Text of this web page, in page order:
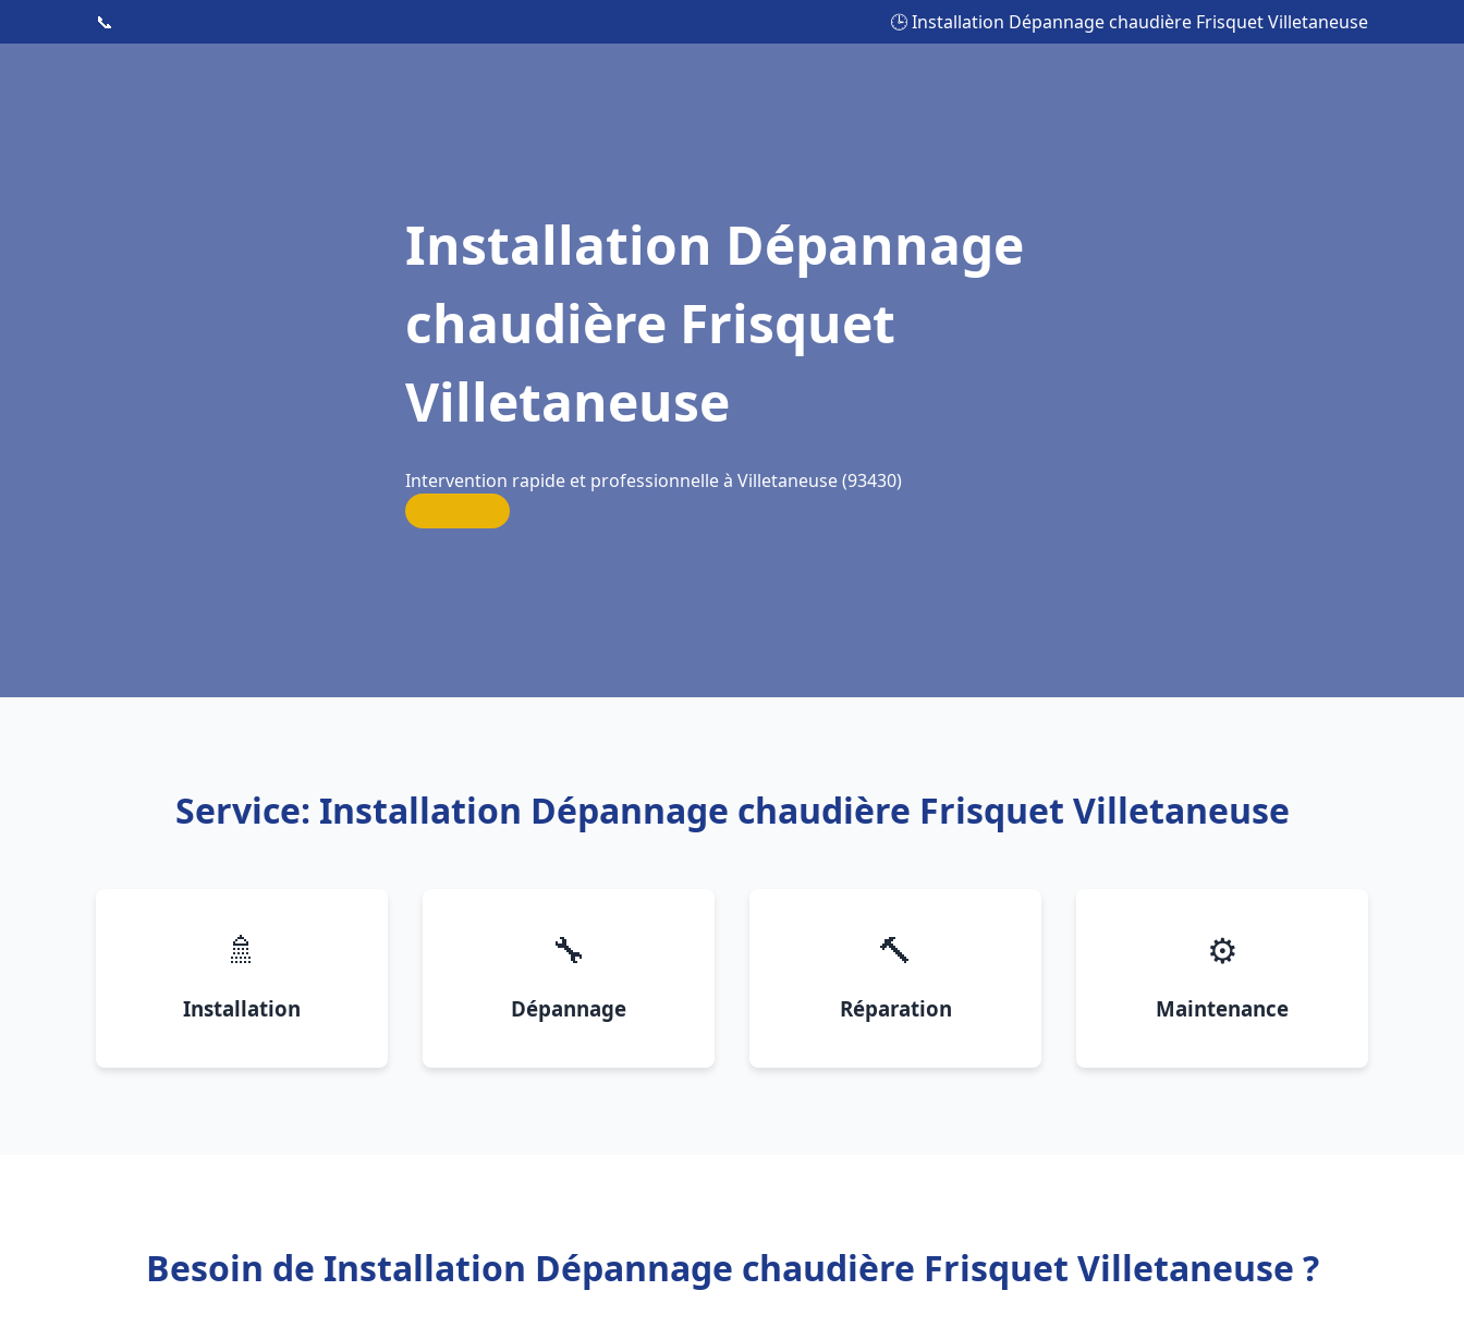
📞 🕒 Installation Dépannage chaudière Frisquet Villetaneuse
Installation Dépannage
chaudière Frisquet
Villetaneuse
Intervention rapide et professionnelle à Villetaneuse (93430)
Service: Installation Dépannage chaudière Frisquet Villetaneuse
🚿
Installation
🔧
Dépannage
🔨
Réparation
⚙️
Maintenance
Besoin de Installation Dépannage chaudière Frisquet Villetaneuse ?